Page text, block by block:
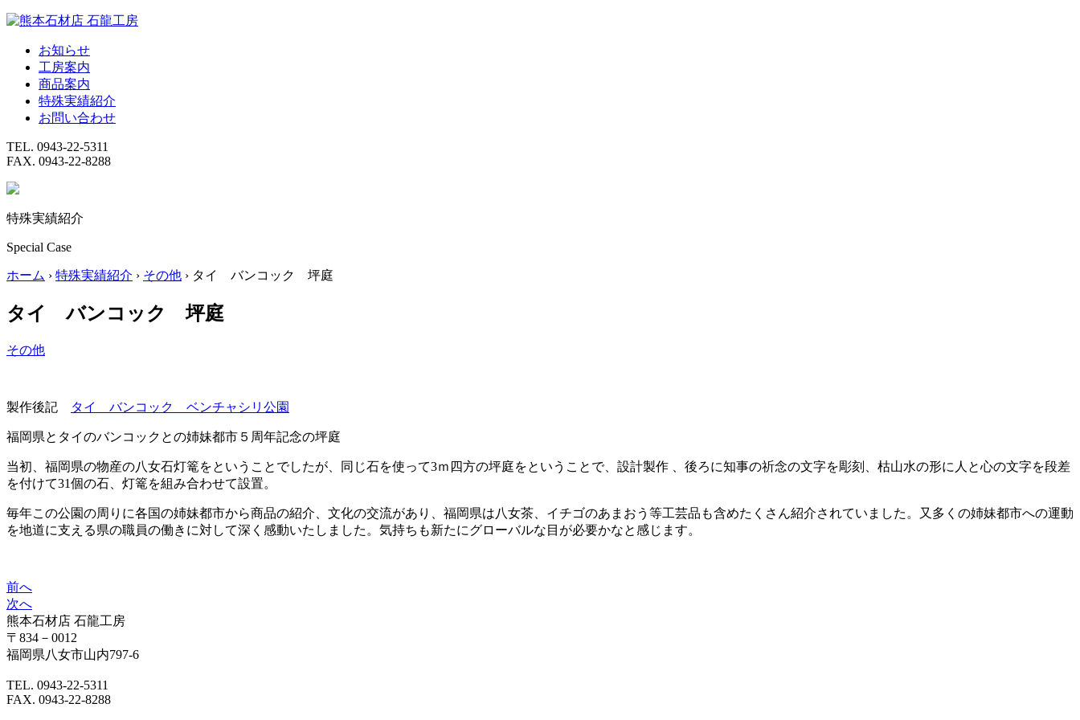
Skip
contentお知らせ
工房案内
商品案内
特殊実績紹介
お問い合わせ
TEL. 0943-22-5311
FAX. 0943-22-8288
特殊実績紹介
Special Case
ホーム › 特殊実績紹介 › その他 › タイ バンコック 坪庭
タイ バンコック 坪庭
その他
製作後記 タイ バンコック ベンチャシリ公園
福岡県とタイのバンコックとの姉妹都市５周年記念の坪庭
当初、福岡県の物産の八女石灯篭をということでしたが、同じ石を使って3ｍ四方の坪庭をということで、設計製作 、後ろに知事の祈念の文字を彫刻、枯山水の形に人と心の文字を段差
を付けて31個の石、灯篭を組み合わせて設置。
毎年この公園の周りに各国の姉妹都市から商品の紹介、文化の交流があり、福岡県は八女茶、イチゴのあまおう等工芸品も含めたくさん紹介されていました。又多くの姉妹都市への運動
を地道に支える県の職員の働きに対して深く感動いたしました。気持ちも新たにグローバルな目が必要かなと感じます。
前へ
次へ
熊本石材店 石龍工房
〒834－0012
福岡県八女市山内797-6
TEL. 0943-22-5311
FAX. 0943-22-8288